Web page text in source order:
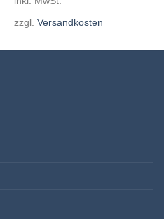
zzgl. Versandkosten